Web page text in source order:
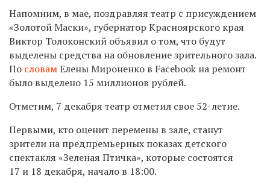
Напомним, в мае, поздравляя театр с присуждением
«Золотой Маски», губернатор Красноярского края
Виктор Толоконский объявил о том, что будут
выделены средства на обновление зрительного зала.
По словамЕлены Мироненко в Facebook на ремонт
было выделено 15 миллионов рублей.
Отметим, 7 декабря театр отметил свое 52-летие.
Первыми, кто оценит перемены в зале, станут
зрители на предпремьерных показах детского
спектакля «Зеленая Птичка», которые состоятся
17 и 18 декабря, начало в 18:00.